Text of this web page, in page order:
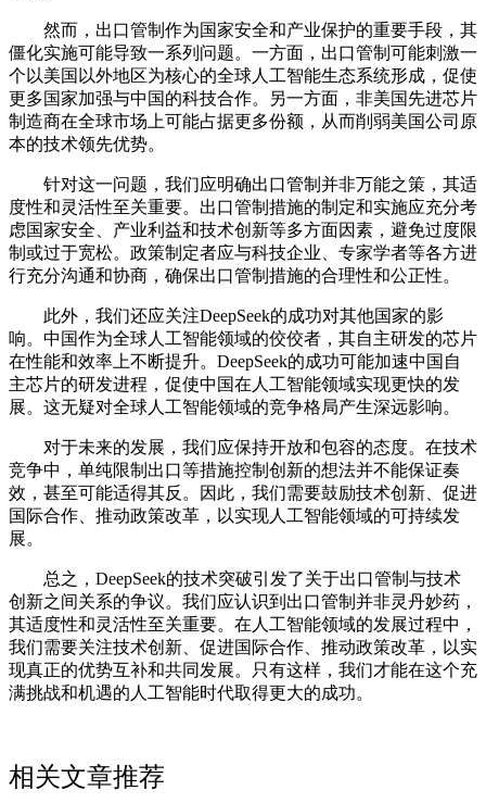
然而，出口管制作为国家安全和产业保护的重要手段，其
僵化实施可能导致一系列问题。一方面，出口管制可能刺激一
个以美国以外地区为核心的全球人工智能生态系统形成，促使
更多国家加强与中国的科技合作。另一方面，非美国先进芯片
制造商在全球市场上可能占据更多份额，从而削弱美国公司原
本的技术领先优势。
针对这一问题，我们应明确出口管制并非万能之策，其适
度性和灵活性至关重要。出口管制措施的制定和实施应充分考
虑国家安全、产业利益和技术创新等多方面因素，避免过度限
制或过于宽松。政策制定者应与科技企业、专家学者等各方进
行充分沟通和协商，确保出口管制措施的合理性和公正性。
此外，我们还应关注DeepSeek的成功对其他国家的影
响。中国作为全球人工智能领域的佼佼者，其自主研发的芯片
在性能和效率上不断提升。DeepSeek的成功可能加速中国自
主芯片的研发进程，促使中国在人工智能领域实现更快的发
展。这无疑对全球人工智能领域的竞争格局产生深远影响。
对于未来的发展，我们应保持开放和包容的态度。在技术
竞争中，单纯限制出口等措施控制创新的想法并不能保证奏
效，甚至可能适得其反。因此，我们需要鼓励技术创新、促进
国际合作、推动政策改革，以实现人工智能领域的可持续发
展。
总之，DeepSeek的技术突破引发了关于出口管制与技术
创新之间关系的争议。我们应认识到出口管制并非灵丹妙药，
其适度性和灵活性至关重要。在人工智能领域的发展过程中，
我们需要关注技术创新、促进国际合作、推动政策改革，以实
现真正的优势互补和共同发展。只有这样，我们才能在这个充
满挑战和机遇的人工智能时代取得更大的成功。
相关文章推荐